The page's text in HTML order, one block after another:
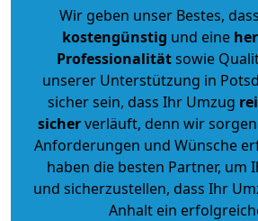
Wir geben unser Bestes,
kostengünstig und eine
Professionalitätsowie
unserer Unterstützung in
sicher sein, dass Ihr Umzug
sicherverläuft, denn wir
Anforderungen und Wünsche
haben die besten Partner, um
und sicherzustellen, dass Ihr
Anhalt ein